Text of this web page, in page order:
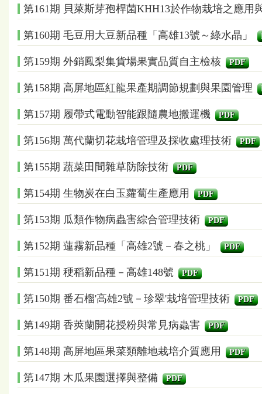
第161期 貝萊斯芽孢桿菌KHH13於作物栽培之應用
第160期 毛豆用大豆新品種「高雄13號～綠水晶」
第159期 外銷鳳梨集貨場果實品質自主檢核 PDF
第158期 高屏地區紅龍果產期調節規劃與果園管理
第157期 履帶式電動智能跟隨農地搬運機 PDF
第156期 萬代蘭切花栽培管理及採收處理技術 PDF
第155期 蔬菜田間雜草防除技術 PDF
第154期 生物炭在白玉蘿蔔生產應用 PDF
第153期 瓜類作物病蟲害綜合管理技術 PDF
第152期 蓮霧新品種「高雄2號－春之桃」 PDF
第151期 稉稻新品種－高雄148號 PDF
第150期 番石榴'高雄2號－珍翠'栽培管理技術 PDF
第149期 香莢蘭開花授粉與常見病蟲害 PDF
第148期 高屏地區果菜類離地栽培介質應用 PDF
第147期 木瓜果園選擇與整備 PDF